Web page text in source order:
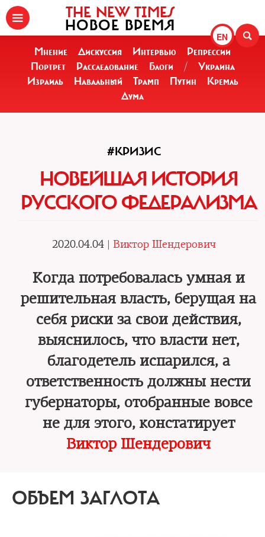
EN
THE NEW TIMES
НОВОЕ ВРЕМЯ
Мнение Дискуссия Интервью
Репрессии
Портрет
Расследование Блоги /
Украина
Израиль
Навальный Трамп Путин
Кремль
Дума
#КРИЗИС
НОВЕЙШАЯ ИСТОРИЯ
РУССКОГО ФЕДЕРАЛИЗМА
2020.04.04 | Виктор Шендерович
Когда потребовалась умная и
решительная власть, берущая на
себя риски за свои действия,
выяснилось, что власти нет,
благодетель испарился, а
ответственность должны нести
губернаторы, отобранные вовсе
не для этого, констатирует
Виктор Шендерович
ОБЪЕМ ЗАГЛОТА